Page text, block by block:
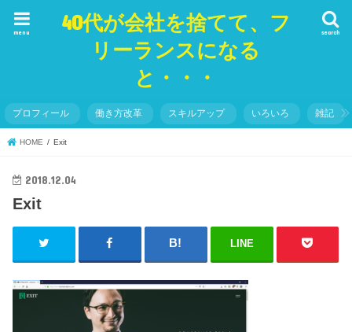
40代が会社を捨てて、フ
リーランスになる
と・・・
search
menu
プロフィール 働き方改革 スキルアップ いろいろ 雑記
HOME Exit
2018.12.04
Exit
LINE